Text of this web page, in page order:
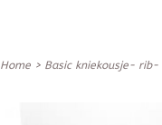
Home > Basic kniekousje- rib-